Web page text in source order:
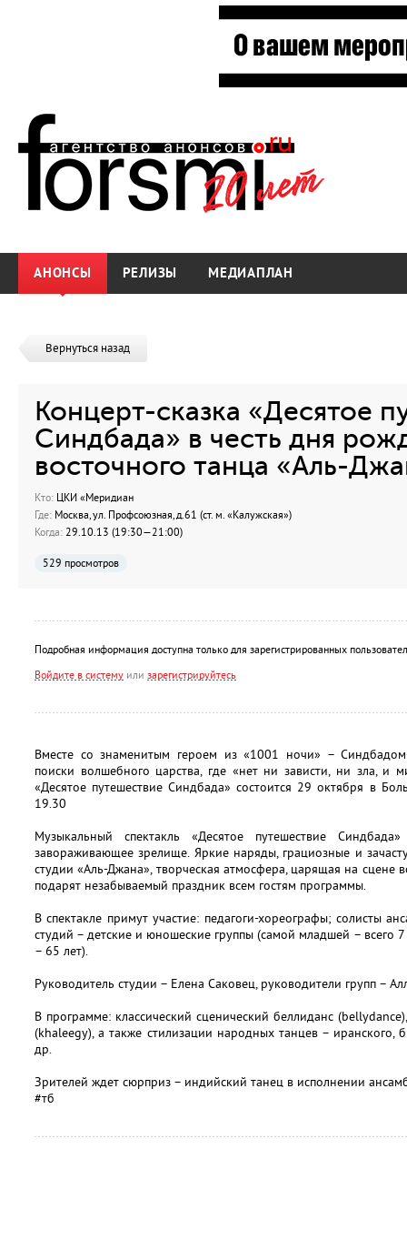
АНОНСЫ РЕЛИЗЫ МЕДИАПЛАН
Вернуться назад
Концерт-сказка «Десятое
Синдбада» в честь дня
восточного танца «Аль-
Кто: ЦКИ «Меридиан
Где: Москва, ул. Профсоюзная, д.61 (ст. м. «Калужская»)
Когда: 29.10.13 (19:30—21:00)
529 просмотров
Подробная информация доступна только для зарегистрированных
Войдите в систему или зарегистрируйтесь
Вместе со знаменитым героем из «1001 ночи» –
поиски волшебного царства, где «нет ни зависти, ни зла, и
«Десятое путешествие Синдбада» состоится 29 октября в
19.30
Музыкальный спектакль «Десятое путешествие
завораживающее зрелище. Яркие наряды, грациозные и
студии «Аль-Джана», творческая атмосфера, царящая на сцене
подарят незабываемый праздник всем гостям программы.
В спектакле примут участие: педагоги-хореографы; солисты
студий – детские и юношеские группы (самой младшей – всего
– 65 лет).
Руководитель студии – Елена Саковец, руководители групп –
В программе: классический сценический беллиданс
(khaleegy), а также стилизации народных танцев – иранского,
др.
Зрителей ждет сюрприз – индийский танец в исполнении
#тб